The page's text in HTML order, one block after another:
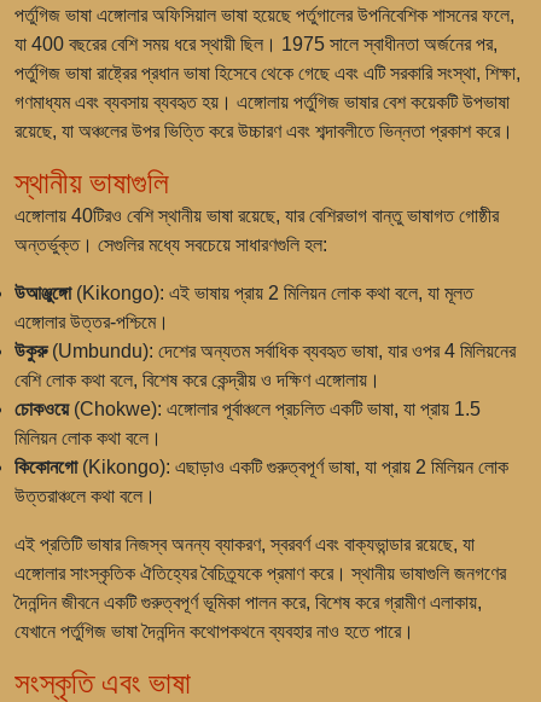
পর্তুগিজ ভাষা এঙ্গোলার অফিসিয়াল ভাষা হয়েছে পর্তুগালের উপনিবেশিক শাসনের ফলে,
যা 400 বছরের বেশি সময় ধরে স্থায়ী ছিল। 1975 সালে স্বাধীনতা অর্জনের পর,
পর্তুগিজ ভাষা রাষ্ট্রের প্রধান ভাষা হিসেবে থেকে গেছে এবং এটি সরকারি সংস্থা, শিক্ষা,
গণমাধ্যম এবং ব্যবসায় ব্যবহৃত হয়। এঙ্গোলায় পর্তুগিজ ভাষার বেশ কয়েকটি উপভাষা
রয়েছে, যা অঞ্চলের উপর ভিত্তি করে উচ্চারণ এবং শব্দাবলীতে ভিন্নতা প্রকাশ করে।
স্থানীয় ভাষাগুলি
এঙ্গোলায় 40টিরও বেশি স্থানীয় ভাষা রয়েছে, যার বেশিরভাগ বান্তু ভাষাগত গোষ্ঠীর
অন্তর্ভুক্ত। সেগুলির মধ্যে সবচেয়ে সাধারণগুলি হল:
উআঞ্জুঙ্গো(Kikongo): এই ভাষায় প্রায় 2 মিলিয়ন লোক কথা বলে, যা মূলত
এঙ্গোলার উত্তর-পশ্চিমে।
উকুরু(Umbundu): দেশের অন্যতম সর্বাধিক ব্যবহৃত ভাষা, যার ওপর 4 মিলিয়নের
বেশি লোক কথা বলে, বিশেষ করে কেন্দ্রীয় ও দক্ষিণ এঙ্গোলায়।
চোকওয়ে(Chokwe): এঙ্গোলার পূর্বাঞ্চলে প্রচলিত একটি ভাষা, যা প্রায় 1.5
মিলিয়ন লোক কথা বলে।
কিকোনগো(Kikongo): এছাড়াও একটি গুরুত্বপূর্ণ ভাষা, যা প্রায় 2 মিলিয়ন লোক
উত্তরাঞ্চলে কথা বলে।
এই প্রতিটি ভাষার নিজস্ব অনন্য ব্যাকরণ, স্বরবর্ণ এবং বাক্যভান্ডার রয়েছে, যা
এঙ্গোলার সাংস্কৃতিক ঐতিহ্যের বৈচিত্র্যকে প্রমাণ করে। স্থানীয় ভাষাগুলি জনগণের
দৈনন্দিন জীবনে একটি গুরুত্বপূর্ণ ভূমিকা পালন করে, বিশেষ করে গ্রামীণ এলাকায়,
যেখানে পর্তুগিজ ভাষা দৈনন্দিন কথোপকথনে ব্যবহার নাও হতে পারে।
সংস্কৃতি এবং ভাষা